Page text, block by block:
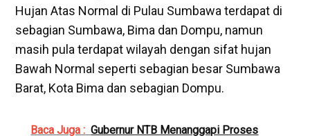
Hujan Atas Normal di Pulau Sumbawa terdapat di
sebagian Sumbawa, Bima dan Dompu, namun
masih pula terdapat wilayah dengan sifat hujan
Bawah Normal seperti sebagian besar Sumbawa
Barat, Kota Bima dan sebagian Dompu.
Baca Juga : Gubernur NTB Menanggapi Proses